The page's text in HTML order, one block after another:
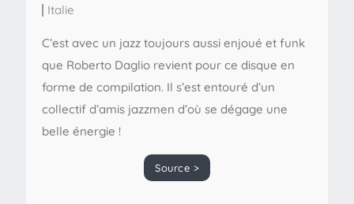
Italie
C’est avec un jazz toujours aussi enjoué et funk
que Roberto Daglio revient pour ce disque en
forme de compilation. Il s’est entouré d’un
collectif d’amis jazzmen d’où se dégage une
belle énergie !
Source >